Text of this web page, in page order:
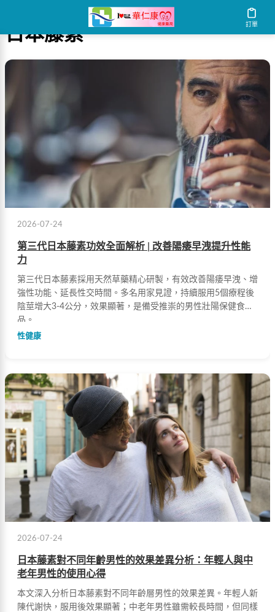
訂單
日本藤素
2026-07-24
第三代日本藤素功效全面解析 | 改善陽痿早洩提升性能
力
第三代日本藤素採用天然草藥精心研製，有效改善陽痿早洩、增
強性功能、延長性交時間。多名用家見證，持續服用5個療程後
陰莖增大3-4公分，效果顯著，是備受推崇的男性壯陽保健食
品。
性健康
2026-07-24
日本藤素對不同年齡男性的效果差異分析：年輕人與中
老年男性的使用心得
本文深入分析日本藤素對不同年齡層男性的效果差異。年輕人新
陳代謝快，服用後效果顯著；中老年男性雖需較長時間，但同樣